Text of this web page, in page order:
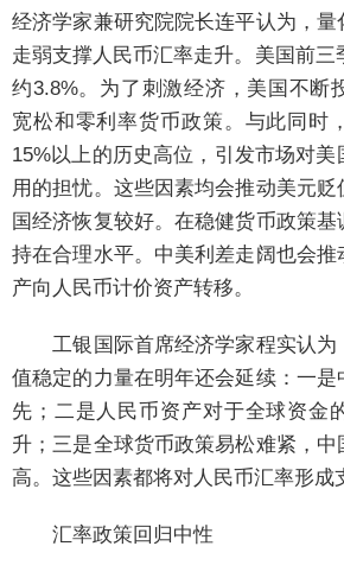
经济学家兼研究院院长连平认为，量
走弱支撑人民币汇率走升。美国前三
约3.8%。为了刺激经济，美国不断
宽松和零利率货币政策。与此同时
15%以上的历史高位，引发市场对
用的担忧。这些因素均会推动美元
国经济恢复较好。在稳健货币政策
持在合理水平。中美利差走阔也会推
产向人民币计价资产转移。
工银国际首席经济学家程实认为
值稳定的力量在明年还会延续：一是
先；二是人民币资产对于全球资金
升；三是全球货币政策易松难紧，
高。这些因素都将对人民币汇率形成
汇率政策回归中性